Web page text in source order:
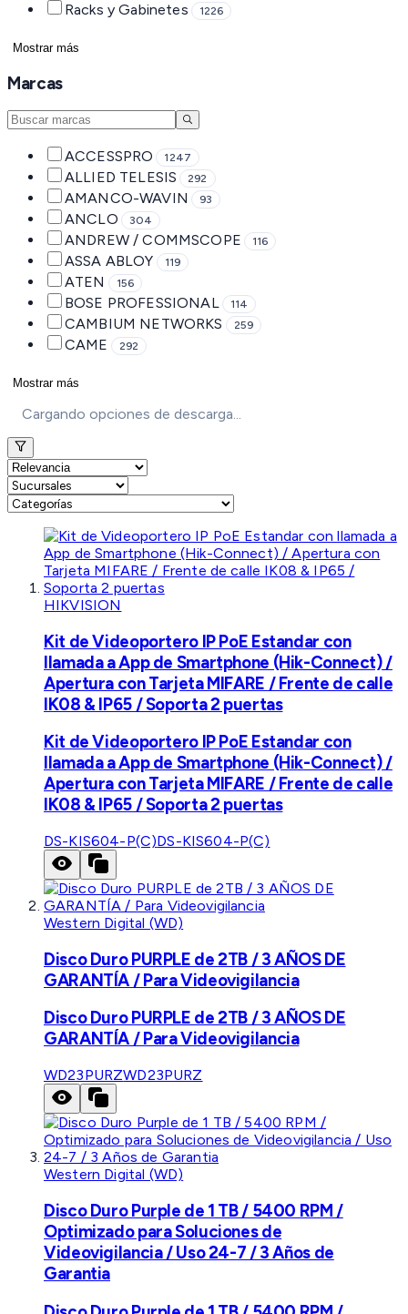
Racks y Gabinetes 1226
Mostrar más
Marcas
ACCESSPRO 1247
ALLIED TELESIS 292
AMANCO-WAVIN 93
ANCLO 304
ANDREW / COMMSCOPE 116
ASSA ABLOY 119
ATEN 156
BOSE PROFESSIONAL 114
CAMBIUM NETWORKS 259
CAME 292
Mostrar más
Cargando opciones de descarga...
HIKVISION
Kit de Videoportero IP PoE Estandar con
llamada a App de Smartphone (Hik-Connect) /
Apertura con Tarjeta MIFARE / Frente de calle
IK08 & IP65 / Soporta 2 puertas
Kit de Videoportero IP PoE Estandar con
llamada a App de Smartphone (Hik-Connect) /
Apertura con Tarjeta MIFARE / Frente de calle
IK08 & IP65 / Soporta 2 puertas
DS-KIS604-P(C)DS-KIS604-P(C)
Western Digital (WD)
Disco Duro PURPLE de 2TB / 3 AÑOS DE
GARANTÍA / Para Videovigilancia
Disco Duro PURPLE de 2TB / 3 AÑOS DE
GARANTÍA / Para Videovigilancia
WD23PURZWD23PURZ
Western Digital (WD)
Disco Duro Purple de 1 TB / 5400 RPM /
Optimizado para Soluciones de
Videovigilancia / Uso 24-7 / 3 Años de
Garantia